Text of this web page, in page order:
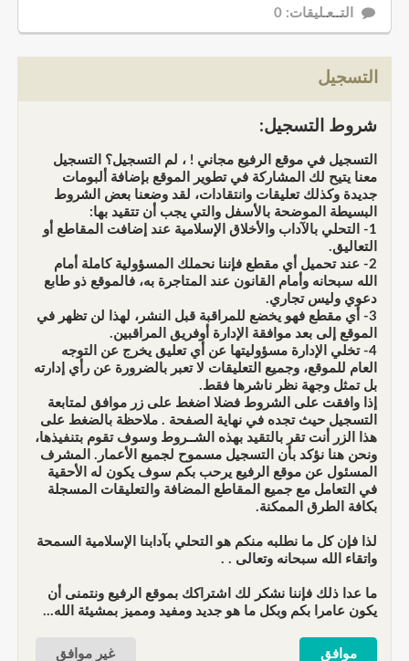
التــعـليقات: 0
التسجيل
شروط التسجيل:
التسجيل في موقع الرفيع مجاني ! ، لم التسجيل؟ التسجيل
معنا يتيح لك المشاركة في تطوير الموقع بإضافة ألبومات
جديدة وكذلك تعليقات وانتقادات، لقد وضعنا بعض الشروط
البسيطة الموضحة بالأسفل والتي يجب أن تتقيد بها:
1- التحلي بالآداب والأخلاق الإسلامية عند إضافت المقاطع أو
التعاليق.
2- عند تحميل أي مقطع فإننا نحملك المسؤولية كاملة أمام
الله سبحانه وأمام القانون عند المتاجرة به، فالموقع ذو طابع
دعوي وليس تجاري.
3- أي مقطع فهو يخضع للمراقبة قبل النشر، لهذا لن تظهر في
الموقع إلى بعد موافقة الإدارة أوفريق المراقبين.
4- تخلي الإدارة مسؤوليتها عن أي تعليق يخرج عن التوجه
العام للموقع، وجميع التعليقات لا تعبر بالضرورة عن رأي إدارته
بل تمثل وجهة نظر ناشرها فقط.
إذا وافقت على الشروط فضلا اضغط على زر موافق لمتابعة
التسجيل حيث تجده في نهاية الصفحة . ملاحظة بالضغط على
هذا الزر أنت تقر بالتقيد بهذه الشــروط وسوف تقوم بتنفيذها،
ونحن هنا نؤكد بأن التسجيل مسموح لجميع الأعمار. المشرف
المسئول عن موقع الرفيع يرحب بكم سوف يكون له الأحقية
في التعامل مع جميع المقاطع المضافة والتعليقات المسجلة
بكافة الطرق الممكنة.
لذا فإن كل ما نطلبه منكم هو التحلي بآدابنا الإسلامية السمحة
واتقاء الله سبحانه وتعالى . .
ما عدا ذلك فإننا نشكر لك اشتراكك بموقع الرفيع ونتمنى أن
يكون عامرا بكم وبكل ما هو جديد ومفيد ومميز بمشيئة الله...